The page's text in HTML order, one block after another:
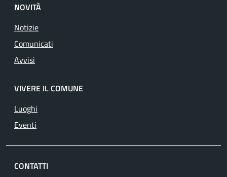
NOVITÀ
Notizie
Comunicati
Avvisi
VIVERE IL COMUNE
Luoghi
Eventi
CONTATTI